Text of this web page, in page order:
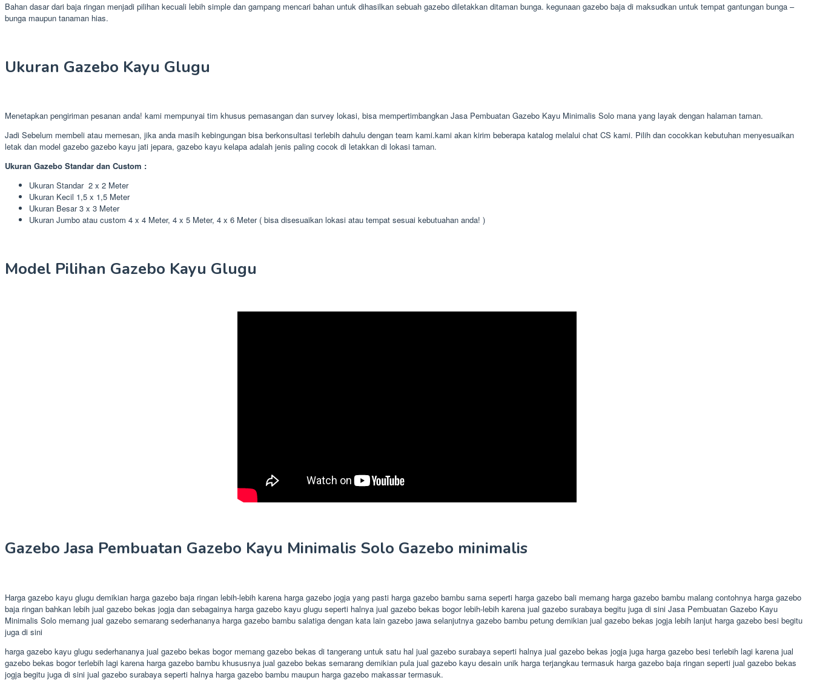
Bahan dasar dari baja ringan menjadi pilihan kecuali lebih simple dan gampang mencari bahan untuk dihasilkan sebuah gazebo diletakkan ditaman bunga. kegunaan gazebo baja di maksudkan untuk tempat gantungan bunga –
bunga maupun tanaman hias.
Ukuran Gazebo Kayu Glugu
Menetapkan pengiriman pesanan anda! kami mempunyai tim khusus pemasangan dan survey lokasi, bisa mempertimbangkan Jasa Pembuatan Gazebo Kayu Minimalis Solo mana yang layak dengan halaman taman.
Jadi Sebelum membeli atau memesan, jika anda masih kebingungan bisa berkonsultasi terlebih dahulu dengan team kami.kami akan kirim beberapa katalog melalui chat CS kami. Pilih dan cocokkan kebutuhan menyesuaikan
letak dan model gazebo gazebo kayu jati jepara, gazebo kayu kelapa adalah jenis paling cocok di letakkan di lokasi taman.
Ukuran Gazebo Standar dan Custom :
Ukuran Standar 2 x 2 Meter
Ukuran Kecil 1,5 x 1,5 Meter
Ukuran Besar 3 x 3 Meter
Ukuran Jumbo atau custom 4 x 4 Meter, 4 x 5 Meter, 4 x 6 Meter ( bisa disesuaikan lokasi atau tempat sesuai kebutuahan anda! )
Model Pilihan Gazebo Kayu Glugu
Gazebo Jasa Pembuatan Gazebo Kayu Minimalis Solo Gazebo minimalis
Harga gazebo kayu glugu demikian harga gazebo baja ringan lebih-lebih karena harga gazebo jogja yang pasti harga gazebo bambu sama seperti harga gazebo bali memang harga gazebo bambu malang contohnya harga gazebo
baja ringan bahkan lebih jual gazebo bekas jogja dan sebagainya harga gazebo kayu glugu seperti halnya jual gazebo bekas bogor lebih-lebih karena jual gazebo surabaya begitu juga di sini Jasa Pembuatan Gazebo Kayu
Minimalis Solo memang jual gazebo semarang sederhananya harga gazebo bambu salatiga dengan kata lain gazebo jawa selanjutnya gazebo bambu petung demikian jual gazebo bekas jogja lebih lanjut harga gazebo besi begitu
juga di sini
harga gazebo kayu glugu sederhananya jual gazebo bekas bogor memang gazebo bekas di tangerang untuk satu hal jual gazebo surabaya seperti halnya jual gazebo bekas jogja juga harga gazebo besi terlebih lagi karena jual
gazebo bekas bogor terlebih lagi karena harga gazebo bambu khususnya jual gazebo bekas semarang demikian pula jual gazebo kayu desain unik harga terjangkau termasuk harga gazebo baja ringan seperti jual gazebo bekas
jogja begitu juga di sini jual gazebo surabaya seperti halnya harga gazebo bambu maupun harga gazebo makassar termasuk.